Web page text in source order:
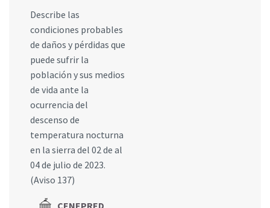
Describe las
condiciones probables
de daños y pérdidas que
puede sufrir la
población y sus medios
de vida ante la
ocurrencia del
descenso de
temperatura nocturna
en la sierra del 02 de al
04 de julio de 2023.
(Aviso 137)
CENEPRED